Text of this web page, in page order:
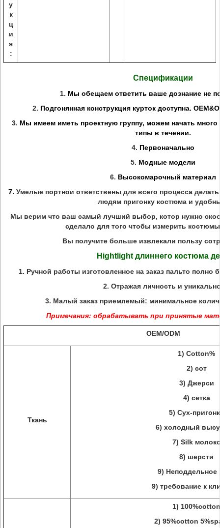
у
к
ц
и
я
:
Спецификации
1. Мы обещаем ответить ваше дознание не
2. Подгонянная конструкция курток доступна.
3. Мы имеем иметь проектную группу, можем начать
типы в течении.
4. Первоначально
5. Модные модели
6. Высокомарочный материал
7. Умелые портнои ответствены для всего процесса
людям пригонку костюма и
Мы верим что ваш самый лучший выбор, котор нужно
сделало для того чтобы измерить
Вы получите больше извлекали пользу
Hightlight длиннего костюма
1. Ручной работы изготовленное на заказ пальто полно
2. Отражая личность и
3. Малый заказ приемлемый: минимальное
Примечания: обрабатывать при принятые
OEM/ODM
Ткань
1) Cotton%
2) сот
3) Джерси
4) сетка
5) Сух-
6) холодный
7) Silk
8) шерсти
9) Неподдельное
9) требование к
1) 100%cotton
2) 95%cotton